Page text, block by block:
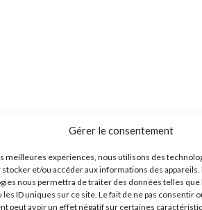
Gérer le consentement
meilleures expériences, nous utilisons des
et/ou accéder aux informations des appareils.
nous permettra de traiter des données telles
les ID uniques sur ce site. Le fait de ne pas consentir
peut avoir un effet négatif sur certaines